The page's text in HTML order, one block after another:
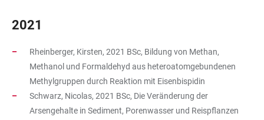
2021
Rheinberger, Kirsten, 2021 BSc, Bildung von Methan,
Methanol und Formaldehyd aus heteroatomgebundenen
Methylgruppen durch Reaktion mit Eisenbispidin
Schwarz, Nicolas, 2021 BSc, Die Veränderung der
Arsengehalte in Sediment, Porenwasser und Reispflanzen